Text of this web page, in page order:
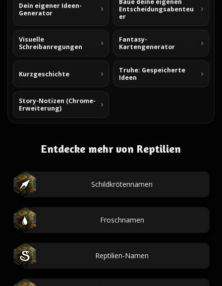
Dein eigener Ideen-
Generator
Baue deine eigenen
Entscheidungsabenteu
er
Visuelle
Schreibanregungen
Fantasy-
Kartengenerator
Kurzgeschichte
Truhe: Gespeicherte
Ideen
Story-Notizen (Chrome-
Erweiterung)
Entdecke mehr von Reptilien
Schildkrötennamen
Froschnamen
Reptilien-Namen